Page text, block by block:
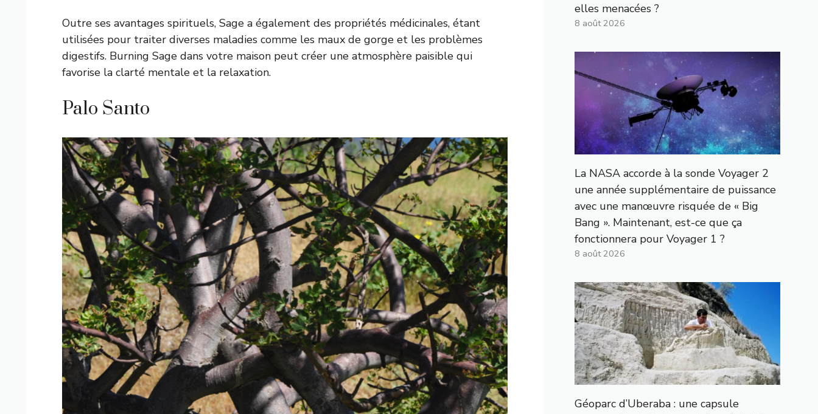
Outre ses avantages spirituels, Sage a également des propriétés médicinales, étant
utilisées pour traiter diverses maladies comme les maux de gorge et les problèmes
digestifs. Burning Sage dans votre maison peut créer une atmosphère paisible qui
favorise la clarté mentale et la relaxation.
Palo Santo
elles menacées ?
8 août 2026
La NASA accorde à la sonde Voyager 2
une année supplémentaire de puissance
avec une manœuvre risquée de « Big
Bang ». Maintenant, est-ce que ça
fonctionnera pour Voyager 1 ?
8 août 2026
Géoparc d’Uberaba : une capsule